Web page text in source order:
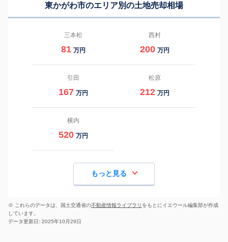
東かがわ市のエリア別の土地売却相場
三本松
81 万円
西村
200 万円
引田
167 万円
松原
212 万円
横内
520 万円
もっと見る
※ これらのデータは、国土交通省の不動産情報ライブラリ をもとにイエウール編集部が作成
しています。
データ更新日: 2025年10月29日